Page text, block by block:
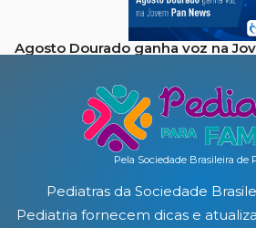
Agosto Dourado ganha voz na
Pela Sociedade Brasileira de
Pediatras da Sociedade
Pediatria fornecem dicas e